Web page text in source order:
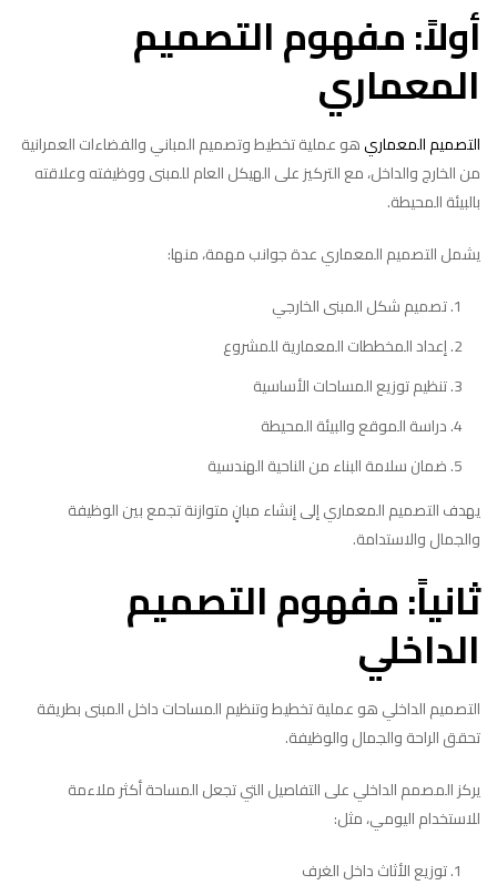
أولاً: مفهوم التصميم
المعماري
التصميم المعماريهو عملية تخطيط وتصميم المباني والفضاءات العمرانية
من الخارج والداخل، مع التركيز على الهيكل العام للمبنى ووظيفته وعلاقته
بالبيئة المحيطة.
يشمل التصميم المعماري عدة جوانب مهمة، منها:
تصميم شكل المبنى الخارجي
إعداد المخططات المعمارية للمشروع
تنظيم توزيع المساحات الأساسية
دراسة الموقع والبيئة المحيطة
ضمان سلامة البناء من الناحية الهندسية
يهدف التصميم المعماري إلى إنشاء مبانٍ متوازنة تجمع بين الوظيفة
والجمال والاستدامة.
ثانياً: مفهوم التصميم
الداخلي
التصميم الداخلي هو عملية تخطيط وتنظيم المساحات داخل المبنى بطريقة
تحقق الراحة والجمال والوظيفة.
يركز المصمم الداخلي على التفاصيل التي تجعل المساحة أكثر ملاءمة
للاستخدام اليومي، مثل:
توزيع الأثاث داخل الغرف